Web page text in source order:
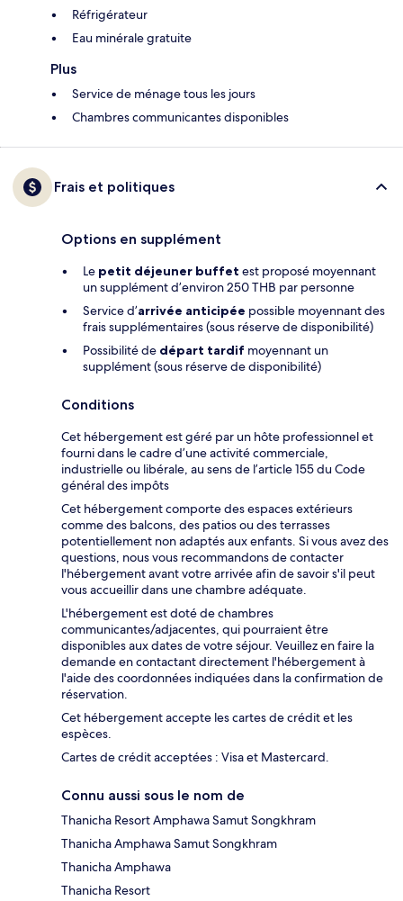
Réfrigérateur
Eau minérale gratuite
Plus
Service de ménage tous les jours
Chambres communicantes disponibles
Frais et politiques
Options en supplément
Le petit déjeuner buffet est proposé moyennant
un supplément d’environ 250 THB par personne
Service d’arrivée anticipée possible moyennant des
frais supplémentaires (sous réserve de disponibilité)
Possibilité de départ tardif moyennant un
supplément (sous réserve de disponibilité)
Conditions
Cet hébergement est géré par un hôte professionnel et
fourni dans le cadre d’une activité commerciale,
industrielle ou libérale, au sens de l’article 155 du Code
général des impôts
Cet hébergement comporte des espaces extérieurs
comme des balcons, des patios ou des terrasses
potentiellement non adaptés aux enfants. Si vous avez des
questions, nous vous recommandons de contacter
l'hébergement avant votre arrivée afin de savoir s'il peut
vous accueillir dans une chambre adéquate.
L'hébergement est doté de chambres
communicantes/adjacentes, qui pourraient être
disponibles aux dates de votre séjour. Veuillez en faire la
demande en contactant directement l'hébergement à
l'aide des coordonnées indiquées dans la confirmation de
réservation.
Cet hébergement accepte les cartes de crédit et les
espèces.
Cartes de crédit acceptées : Visa et Mastercard.
Connu aussi sous le nom de
Thanicha Resort Amphawa Samut Songkhram
Thanicha Amphawa Samut Songkhram
Thanicha Amphawa
Thanicha Resort